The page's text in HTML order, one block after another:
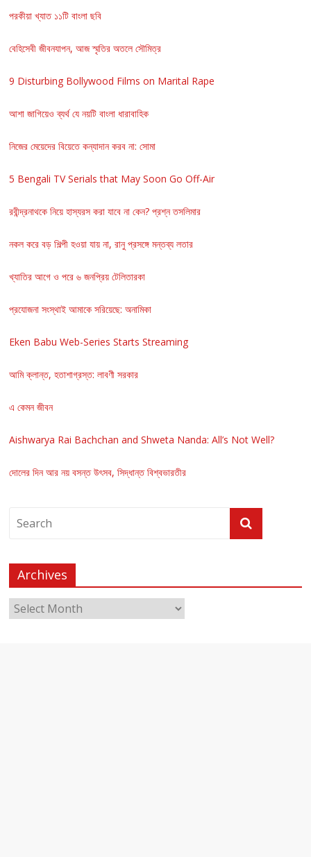
পরকীয়া খ্যাত ১১টি বাংলা ছবি
বেহিসেবী জীবনযাপন, আজ স্মৃতির অতলে সৌমিত্র
9 Disturbing Bollywood Films on Marital Rape
আশা জাগিয়েও ব্যর্থ যে নয়টি বাংলা ধারাবাহিক
নিজের মেয়েদের বিয়েতে কন্যাদান করব না: সোমা
5 Bengali TV Serials that May Soon Go Off-Air
রবীন্দ্রনাথকে নিয়ে হাস্যরস করা যাবে না কেন? প্রশ্ন তসলিমার
নকল করে বড় শিল্পী হওয়া যায় না, রানু প্রসঙ্গে মন্তব্য লতার
খ্যাতির আগে ও পরে ৬ জনপ্রিয় টেলিতারকা
প্রযোজনা সংস্থাই আমাকে সরিয়েছে: অনামিকা
Eken Babu Web-Series Starts Streaming
আমি ক্লান্ত, হতাশাগ্রস্ত: লাবণী সরকার
এ কেমন জীবন
Aishwarya Rai Bachchan and Shweta Nanda: All’s Not Well?
দোলের দিন আর নয় বসন্ত উৎসব, সিদ্ধান্ত বিশ্বভারতীর
Archives